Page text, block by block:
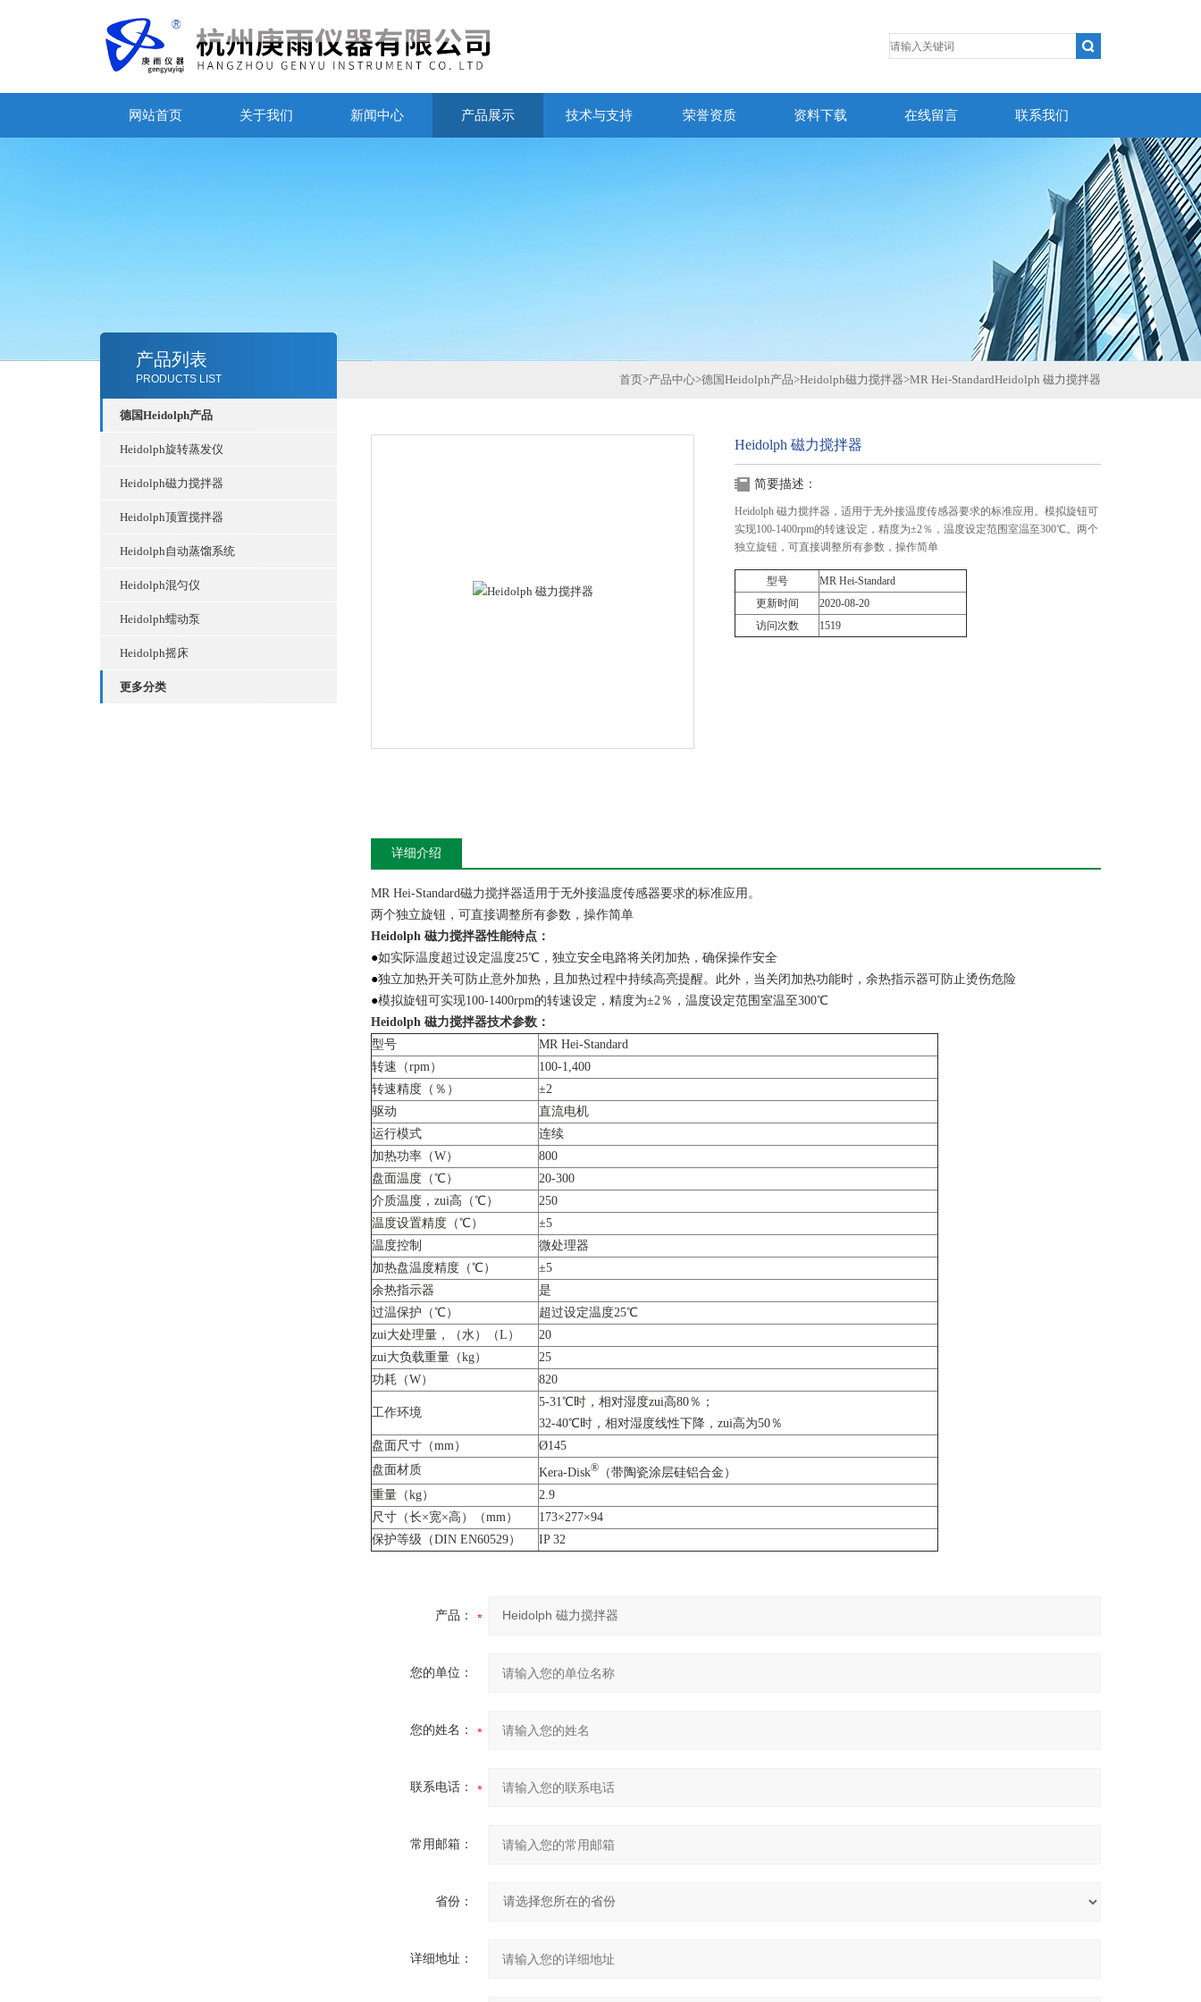
网站首页 关于我们 新闻中心 产品展示 技术与支持 荣誉资质 资料下载 在线留言 联系我们
产品列表
PRODUCTS LIST
德国Heidolph产品
Heidolph旋转蒸发仪
Heidolph磁力搅拌器
Heidolph顶置搅拌器
Heidolph自动蒸馏系统
Heidolph混匀仪
Heidolph蠕动泵
Heidolph摇床
更多分类
首页>产品中心>德国Heidolph产品>Heidolph磁力搅拌器>MR Hei-StandardHeidolph 磁力搅拌器
Heidolph 磁力搅拌器
简要描述：
Heidolph 磁力搅拌器，适用于无外接温度传感器要求的标准应用。模拟旋钮可
实现100-1400rpm的转速设定，精度为±2％，温度设定范围室温至300℃。两个
独立旋钮，可直接调整所有参数，操作简单
型号
MR Hei-Standard
更新时间
2020-08-20
访问次数
1519
详细介绍
MR Hei-Standard磁力搅拌器适用于无外接温度传感器要求的标准应用。
两个独立旋钮，可直接调整所有参数，操作简单
Heidolph 磁力搅拌器性能特点：
●如实际温度超过设定温度25℃，独立安全电路将关闭加热，确保操作安全
●独立加热开关可防止意外加热，且加热过程中持续高亮提醒。此外，当关闭加热功能时，余热指示器可防止烫伤危险
●模拟旋钮可实现100-1400rpm的转速设定，精度为±2％，温度设定范围室温至300℃
Heidolph 磁力搅拌器技术参数：
型号
MR Hei-Standard
转速（rpm）
100-1,400
转速精度（％）
±2
驱动
直流电机
运行模式
连续
加热功率（W）
800
盘面温度（℃）
20-300
介质温度，zui高（℃）
250
温度设置精度（℃）
±5
温度控制
微处理器
加热盘温度精度（℃）
±5
余热指示器
是
过温保护（℃）
超过设定温度25℃
zui大处理量，（水）（L）
20
zui大负载重量（kg）
25
功耗（W）
820
工作环境
5-31℃时，相对湿度zui高80％；
32-40℃时，相对湿度线性下降，zui高为50％
盘面尺寸（mm）
Ø145
盘面材质
Kera-Disk® （带陶瓷涂层硅铝合金）
重量（kg）
2.9
尺寸（长×宽×高）（mm）
173×277×94
保护等级（DIN EN60529）
IP 32
产品：
您的单位：
您的姓名：
联系电话：
常用邮箱：
省份：
详细地址：